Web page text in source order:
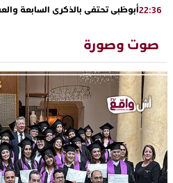
22:36أبوظبي تحتفي بالذكرى السابعة
13:30 دنيا بوطازوت تواصل تألقها الفني
“كوفرة فالغيس”
19:11يقظة أمنية تنهي كابوس الفتاة
رهينتين من قبضة ذي سوابق بالجديدة
17:27اتحاد المقاولات الإعلامية يقود
الإعلامي سعيد بلفقير في دورة
صوت وصورة